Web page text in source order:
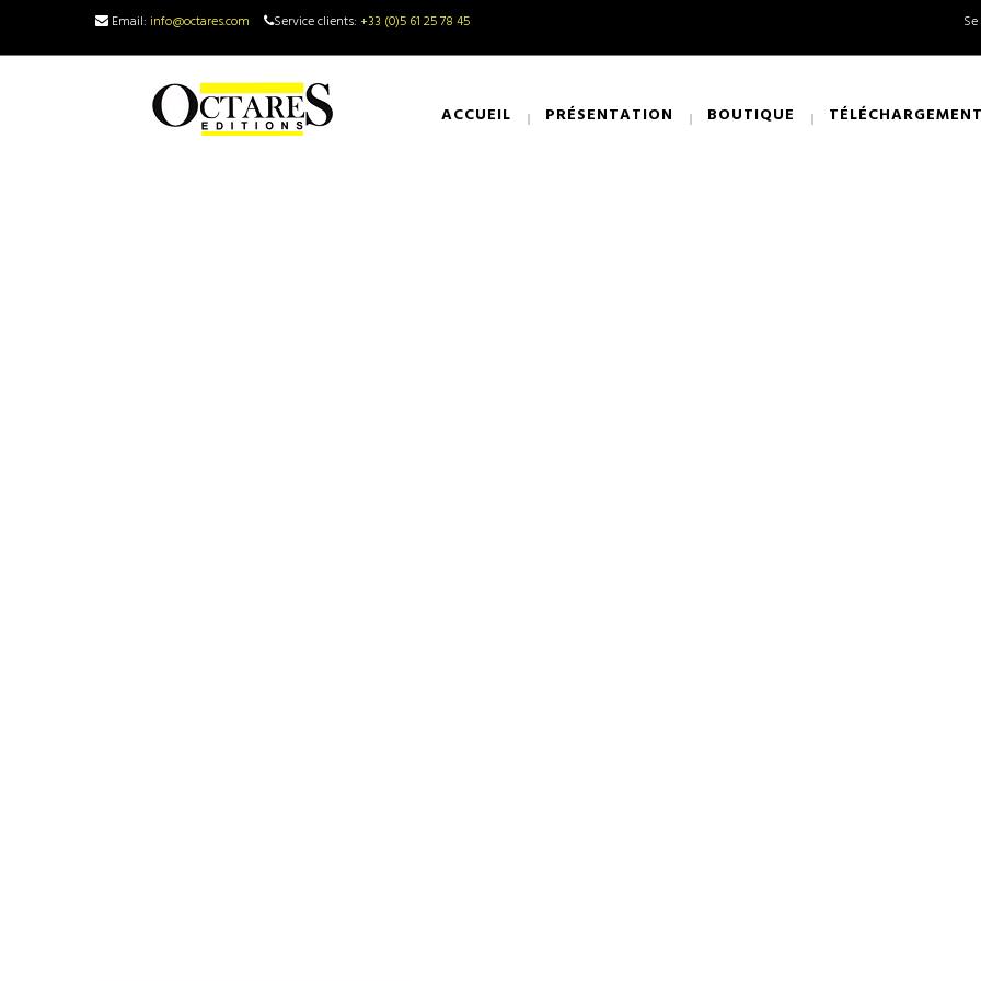
Email: info@octares.com Service clients: +33 (0)5 61 25 78 45
ACCUEIL PRÉSENTATION BOUTIQUE